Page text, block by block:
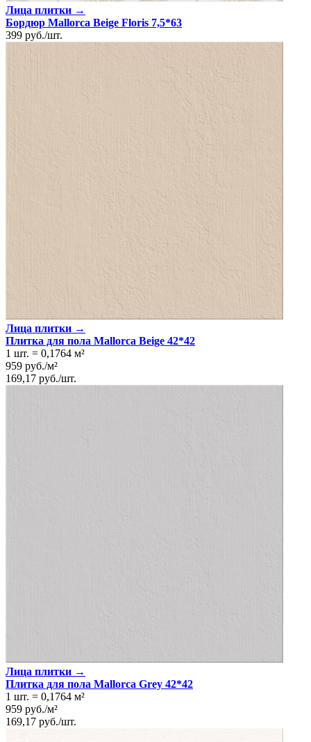
Лица плитки →
Бордюр Mallorca Beige Floris 7,5*63
399 руб./шт.
Лица плитки →
Плитка для пола Mallorca Beige 42*42
1 шт. = 0,1764 м²
959 руб./м²
169,17 руб./шт.
Лица плитки →
Плитка для пола Mallorca Grey 42*42
1 шт. = 0,1764 м²
959 руб./м²
169,17 руб./шт.